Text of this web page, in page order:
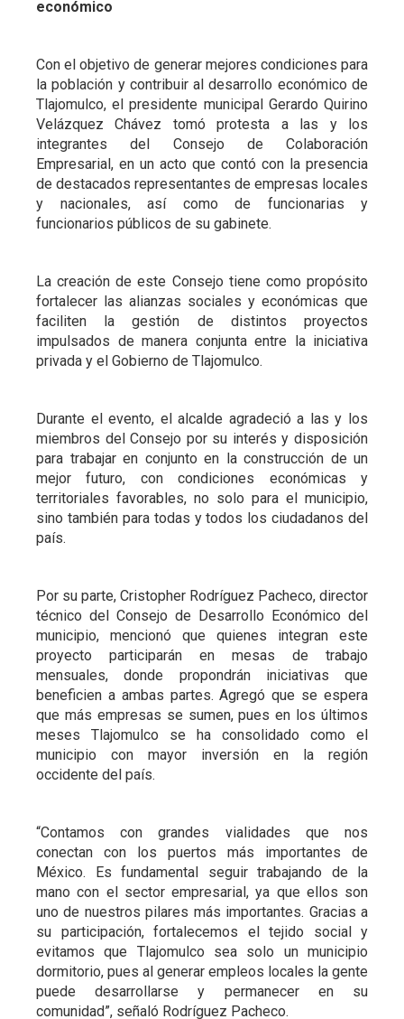
económico
Con el objetivo de generar mejores condiciones para
la población y contribuir al desarrollo económico de
Tlajomulco, el presidente municipal Gerardo Quirino
Velázquez Chávez tomó protesta a las y los
integrantes del Consejo de Colaboración
Empresarial, en un acto que contó con la presencia
de destacados representantes de empresas locales
y nacionales, así como de funcionarias y
funcionarios públicos de su gabinete.
La creación de este Consejo tiene como propósito
fortalecer las alianzas sociales y económicas que
faciliten la gestión de distintos proyectos
impulsados de manera conjunta entre la iniciativa
privada y el Gobierno de Tlajomulco.
Durante el evento, el alcalde agradeció a las y los
miembros del Consejo por su interés y disposición
para trabajar en conjunto en la construcción de un
mejor futuro, con condiciones económicas y
territoriales favorables, no solo para el municipio,
sino también para todas y todos los ciudadanos del
país.
Por su parte, Cristopher Rodríguez Pacheco, director
técnico del Consejo de Desarrollo Económico del
municipio, mencionó que quienes integran este
proyecto participarán en mesas de trabajo
mensuales, donde propondrán iniciativas que
beneficien a ambas partes. Agregó que se espera
que más empresas se sumen, pues en los últimos
meses Tlajomulco se ha consolidado como el
municipio con mayor inversión en la región
occidente del país.
“Contamos con grandes vialidades que nos
conectan con los puertos más importantes de
México. Es fundamental seguir trabajando de la
mano con el sector empresarial, ya que ellos son
uno de nuestros pilares más importantes. Gracias a
su participación, fortalecemos el tejido social y
evitamos que Tlajomulco sea solo un municipio
dormitorio, pues al generar empleos locales la gente
puede desarrollarse y permanecer en su
comunidad”, señaló Rodríguez Pacheco.